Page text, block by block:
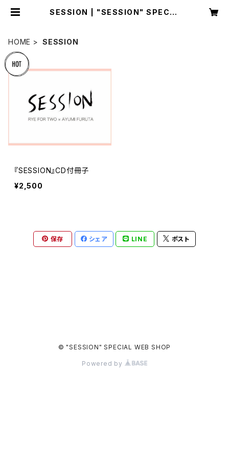
SESSION | "SESSION" SPECIA
HOME SESSION
『SESSION』CD付冊子
¥2,500
保存 シェア LINE ポスト
© "SESSION" SPECIAL WEB SHOP
Powered by